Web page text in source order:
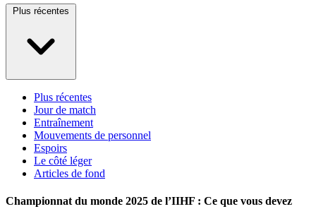
Plus récentes
Plus récentes
Jour de match
Entraînement
Mouvements de personnel
Espoirs
Le côté léger
Articles de fond
Championnat du monde 2025 de l’IIHF : Ce que vous devez